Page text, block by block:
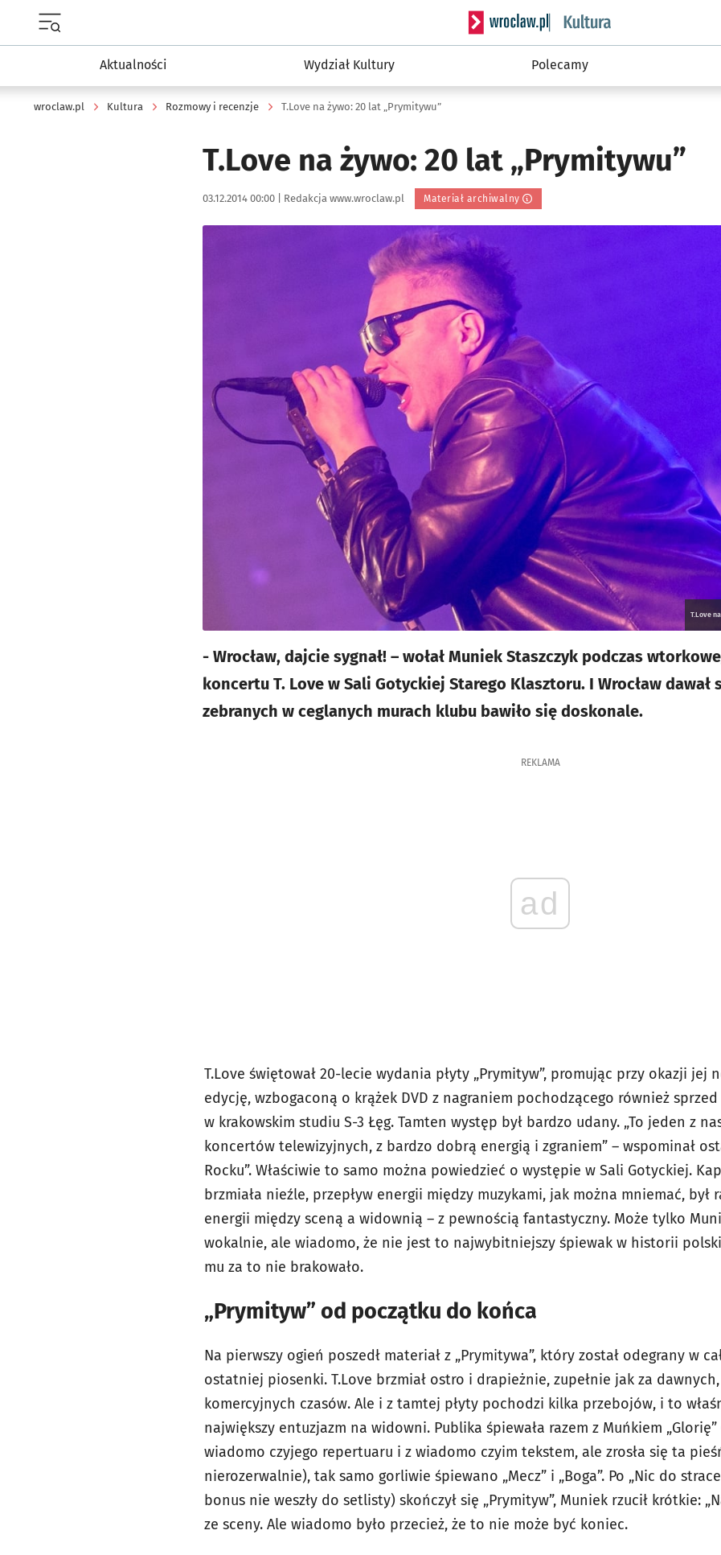
Serwis informacyjny wroclaw.pl podserwis:
Aktualności Wydział Kultury Polecamy
wroclaw.pl Kultura Rozmowy i recenzje T.Love na żywo: 20 lat „Prymitywu”
T.Love na żywo: 20 lat „Prymitywu”
Data publikacji:
03.12.2014 00:00 | Autor:
Redakcja www.wroclaw.pl Materiał archiwalny
T.Love
- Wrocław, dajcie sygnał! – wołał Muniek Staszczyk podczas
koncertu T. Love w Sali Gotyckiej Starego Klasztoru. I Wrocław dawał
zebranych w ceglanych murach klubu bawiło się doskonale.
REKLAMA
ad
T.Love świętował 20-lecie wydania płyty „Prymityw”, promując przy okazji jej
edycję, wzbogaconą o krążek DVD z nagraniem pochodzącego również
w krakowskim studiu S-3 Łęg. Tamten występ był bardzo udany. „To jeden z
koncertów telewizyjnych, z bardzo dobrą energią i zgraniem” – wspominał
Rocku”. Właściwie to samo można powiedzieć o występie w Sali Gotyckiej.
brzmiała nieźle, przepływ energii między muzykami, jak można mniemać, był
energii między sceną a widownią – z pewnością fantastyczny. Może tylko
wokalnie, ale wiadomo, że nie jest to najwybitniejszy śpiewak w historii
mu za to nie brakowało.
„Prymityw” od początku do końca
Na pierwszy ogień poszedł materiał z „Prymitywa”, który został odegrany w
ostatniej piosenki. T.Love brzmiał ostro i drapieżnie, zupełnie jak za
komercyjnych czasów. Ale i z tamtej płyty pochodzi kilka przebojów, i to
największy entuzjazm na widowni. Publika śpiewała razem z Muńkiem
wiadomo czyjego repertuaru i z wiadomo czyim tekstem, ale zrosła się ta
nierozerwalnie), tak samo gorliwie śpiewano „Mecz” i „Boga”. Po „Nic do
bonus nie weszły do setlisty) skończył się „Prymityw”, Muniek rzucił krótkie:
ze sceny. Ale wiadomo było przecież, że to nie może być koniec.